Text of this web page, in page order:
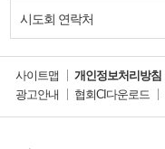
시도회 연락처
사이트맵 개인정보처리방침
광고안내
협회CI다운로드